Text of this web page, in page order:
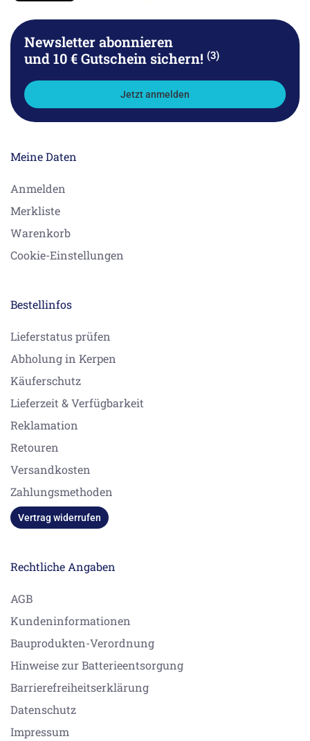
Newsletter abonnieren
und 10 € Gutschein sichern! (3)
Jetzt anmelden
Meine Daten
Anmelden
Merkliste
Warenkorb
Cookie-Einstellungen
Bestellinfos
Lieferstatus prüfen
Abholung in Kerpen
Käuferschutz
Lieferzeit & Verfügbarkeit
Reklamation
Retouren
Versandkosten
Zahlungsmethoden
Vertrag widerrufen
Rechtliche Angaben
AGB
Kundeninformationen
Bauprodukten-Verordnung
Hinweise zur Batterieentsorgung
Barrierefreiheitserklärung
Datenschutz
Impressum